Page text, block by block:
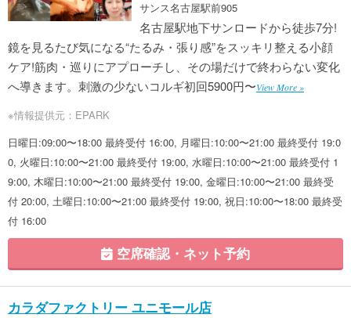
サンス名古屋駅前905
名古屋駅地下サンロードから徒歩7分!
鏡を見るたび気になる“たるみ・張り感”をスッキリ整える小顔
ケア!筋肉・巡りにアプローチし、その場だけで終わらない変化
へ導きます。刺激の少ないコルギ初回5900円〜View More »
※情報提供元：EPARK
日曜日:09:00〜18:00 最終受付 16:00, 月曜日:10:00〜21:00 最終受付 19:0
0, 火曜日:10:00〜21:00 最終受付 19:00, 水曜日:10:00〜21:00 最終受付 1
9:00, 木曜日:10:00〜21:00 最終受付 19:00, 金曜日:10:00〜21:00 最終受
付 20:00, 土曜日:10:00〜21:00 最終受付 19:00, 祝日:10:00〜18:00 最終受
付 16:00
空席確認・ネット予約
カラダファクトリー ユニモール店